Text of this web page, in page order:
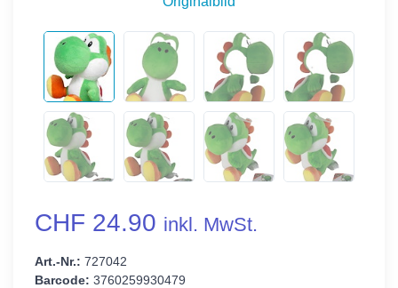
CHF 24.90 inkl. MwSt.
Art.-Nr.: 727042
Barcode: 3760259930479